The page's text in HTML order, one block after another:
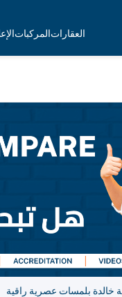
العقاراتالمركبات
خالدة بلمسات عصرية راقية